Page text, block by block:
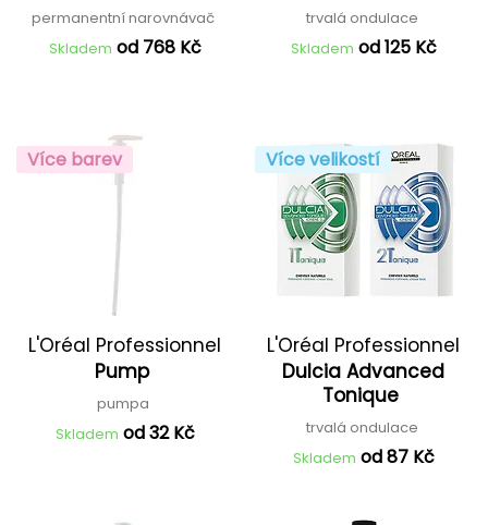
permanentní narovnávač
Skladem od 768 Kč
trvalá ondulace
Skladem od 125 Kč
Více barev
L'Oréal Professionnel
Pump
pumpa
Skladem od 32 Kč
Více velikostí
L'Oréal Professionnel
Dulcia Advanced
Tonique
trvalá ondulace
Skladem od 87 Kč